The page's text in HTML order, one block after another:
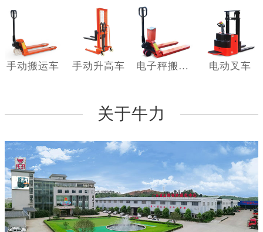
手动搬运车 手动升高车 电子秤搬运车 电动叉车
关于牛力